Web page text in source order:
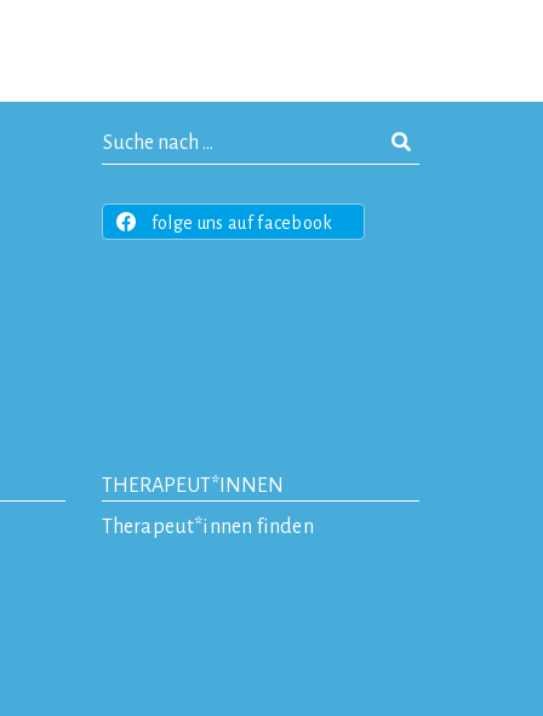
folge uns auf facebook
THERAPEUT*INNEN
Therapeut*innen finden